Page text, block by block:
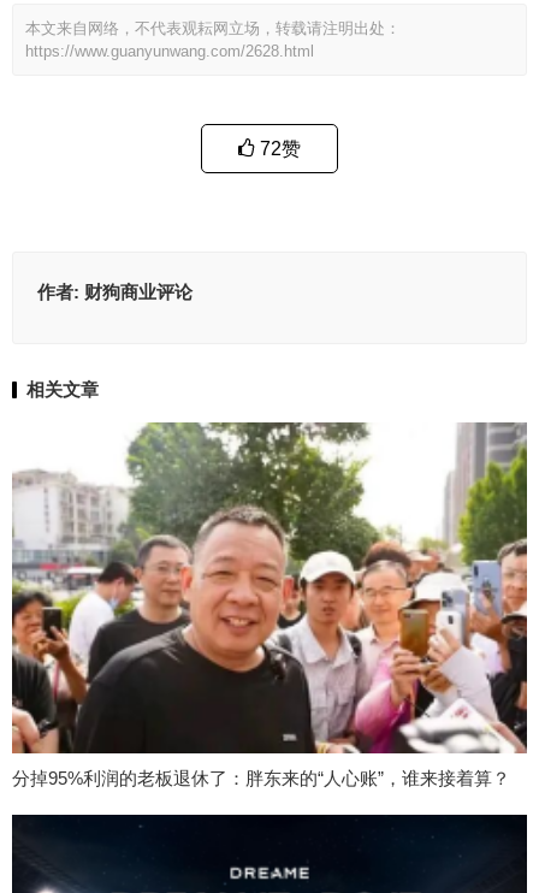
本文来自网络，不代表观耘网立场，转载请注明出处：
https://www.guanyunwang.com/2628.html
72赞
作者: 财狗商业评论
相关文章
分掉95%利润的老板退休了：胖东来的“人心账”，谁来接着算？